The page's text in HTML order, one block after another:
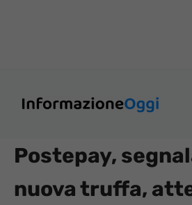
Postepay,
nuova truffa,